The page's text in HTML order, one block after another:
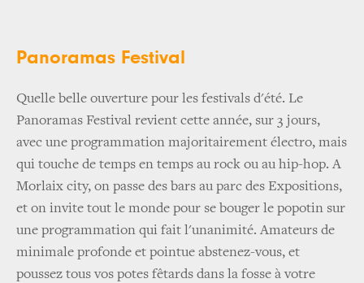
Panoramas Festival
Quelle belle ouverture pour les festivals d'été. Le
Panoramas Festival revient cette année, sur 3 jours,
avec une programmation majoritairement électro, mais
qui touche de temps en temps au rock ou au hip-hop. A
Morlaix city, on passe des bars au parc des Expositions,
et on invite tout le monde pour se bouger le popotin sur
une programmation qui fait l'unanimité. Amateurs de
minimale profonde et pointue abstenez-vous, et
poussez tous vos potes fêtards dans la fosse à votre